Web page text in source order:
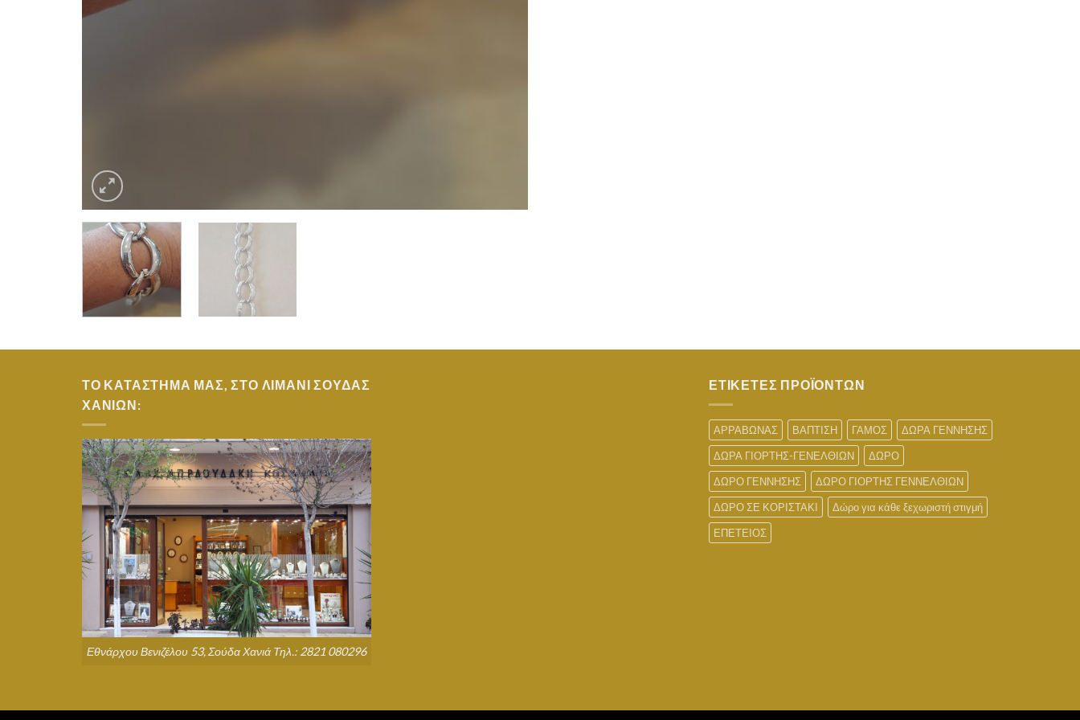
ΤΟ ΚΑΤΑΣΤΗΜΑ ΜΑΣ, ΣΤΟ ΛΙΜΑΝΙ ΣΟΥΔΑΣ
ΧΑΝΙΩΝ:
Εθνάρχου Βενιζέλου 53, Σούδα Χανιά Τηλ.: 2821 080296
ΕΤΙΚΕΤΕΣ ΠΡΟΪΟΝΤΩΝ
ΑΡΡΑΒΩΝΑΣ ΒΑΠΤΙΣΗ ΓΑΜΟΣ
ΔΩΡΑ ΓΕΝΝΗΣΗΣ
ΔΩΡΑ ΓΙΟΡΤΗΣ-ΓΕΝΕΛΘΙΩΝ
ΔΩΡΟ
ΔΩΡΟ ΓΕΝΝΗΣΗΣ
ΔΩΡΟ ΓΙΟΡΤΗΣ ΓΕΝΝΕΛΘΙΩΝ
ΔΩΡΟ ΣΕ ΚΟΡΙΣΤΑΚΙ
Δώρο για κάθε ξεχωριστή στιγμή
ΕΠΕΤΕΙΟΣ